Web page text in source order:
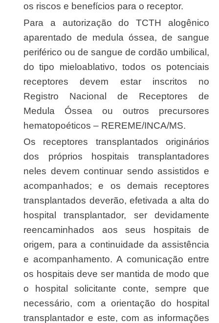
os riscos e benefícios para o receptor.
Para a autorização do TCTH alogênico
aparentado de medula óssea, de sangue
periférico ou de sangue de cordão umbilical,
do tipo mieloablativo, todos os potenciais
receptores devem estar inscritos no
Registro Nacional de Receptores de
Medula Óssea ou outros precursores
hematopoéticos – REREME/INCA/MS.
Os receptores transplantados originários
dos próprios hospitais transplantadores
neles devem continuar sendo assistidos e
acompanhados; e os demais receptores
transplantados deverão, efetivada a alta do
hospital transplantador, ser devidamente
reencaminhados aos seus hospitais de
origem, para a continuidade da assistência
e acompanhamento. A comunicação entre
os hospitais deve ser mantida de modo que
o hospital solicitante conte, sempre que
necessário, com a orientação do hospital
transplantador e este, com as informações